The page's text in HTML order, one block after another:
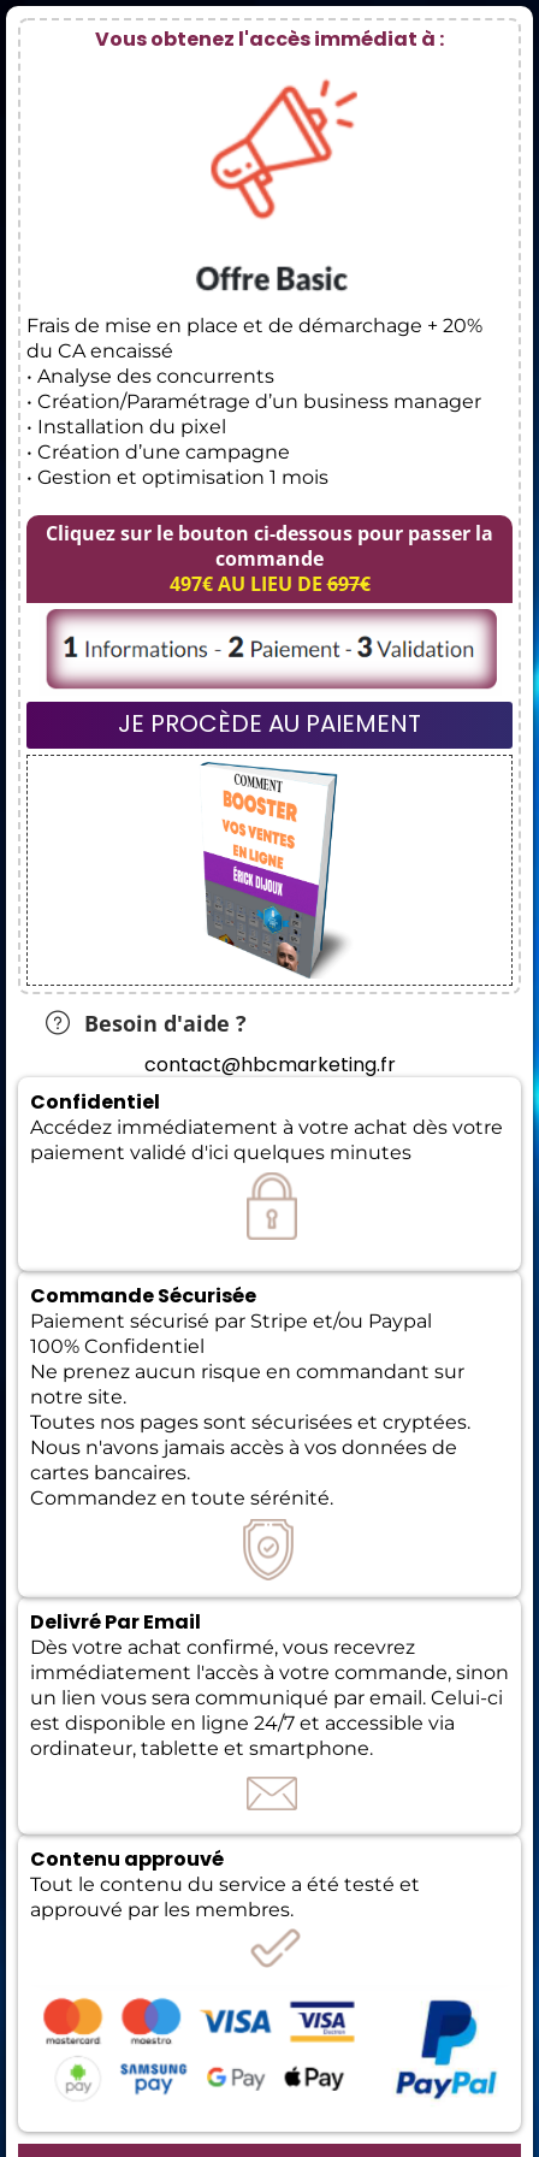
Vous obtenez l'accès immédiat à :
Frais de mise en place et de démarchage + 20%
du CA encaissé
• Analyse des concurrents
• Création/Paramétrage d’un business manager
• Installation du pixel
• Création d’une campagne
• Gestion et optimisation 1 mois
Cliquez sur le bouton ci-dessous pour passer la
commande
497€ AU LIEU DE697€
JE PROCÈDE AU PAIEMENT
Besoin d'aide ?
contact@hbcmarketing.fr
Confidentiel
Accédez immédiatement à votre achat dès votre
paiement validé d'ici quelques minutes
Commande Sécurisée
Paiement sécurisé par Stripe et/ou Paypal
100% Confidentiel
Ne prenez aucun risque en commandant sur
notre site.
Toutes nos pages sont sécurisées et cryptées.
Nous n'avons jamais accès à vos données de
cartes bancaires.
Commandez en toute sérénité.
Delivré Par Email
Dès votre achat confirmé, vous recevrez
immédiatement l'accès à votre commande, sinon
un lien vous sera communiqué par email. Celui-ci
est disponible en ligne 24/7 et accessible via
ordinateur, tablette et smartphone.
Contenu approuvé
Tout le contenu du service a été testé et
approuvé par les membres.